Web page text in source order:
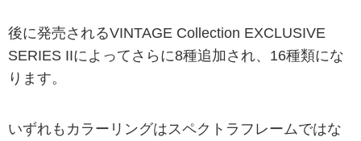
後に発売されるVINTAGE Collection EXCLUSIVE
SERIES IIによってさらに8種追加され、16種類にな
ります。
いずれもカラーリングはスペクトラフレームではな